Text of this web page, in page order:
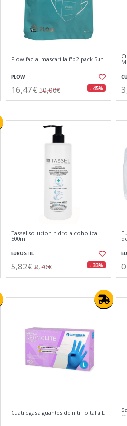
Plow facial mascarilla ffp2 pack 5un
PLOW
16,47€ 30,00€ - 45%
M
Tassel solucion hidro-alcoholica
500ml
EUROSTIL
5,82€ 8,70€ - 33%
Cuatrogasa guantes de nitrilo talla L
ml